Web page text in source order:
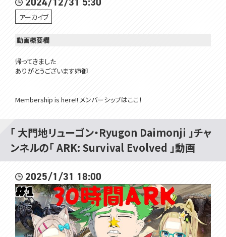
アーカイブ
動画概要欄
帰ってきました
ありがとうございます姉御
Membership is here!! メンバーシップはここ！
JQ/join
所属：#VOMSProject
チャンネル：https://www.youtube.com/channel/UCdMp...
「 大門地リューゴン・Ryugon Daimonji 」チャ
ンネルの「 ARK: Survival Evolved 」動画
2025/1/31 18:00